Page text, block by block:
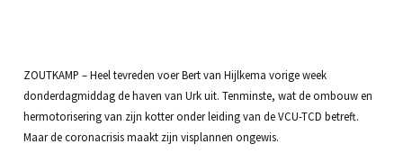
ZOUTKAMP – Heel tevreden voer Bert van Hijlkema vorige week
donderdagmiddag de haven van Urk uit. Tenminste, wat de ombouw en
hermotorisering van zijn kotter onder leiding van de VCU-TCD betreft.
Maar de coronacrisis maakt zijn visplannen ongewis.